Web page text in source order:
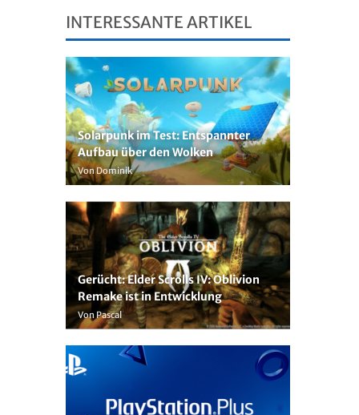
INTERESSANTE ARTIKEL
Solarpunk im Test: Entspannter
Aufbau über den Wolken
Von Dominik
Gerücht: Elder Scrolls IV: Oblivion
Remake ist in Entwicklung
Von Pascal